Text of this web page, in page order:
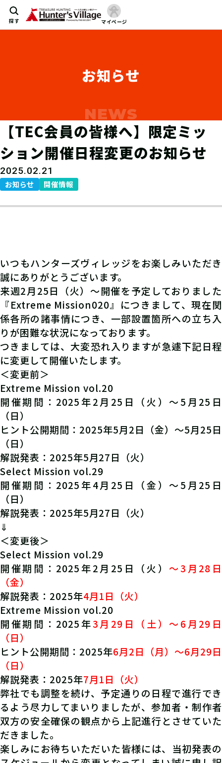
探す マイページ
お知らせ
【TEC会員の皆様へ】限定ミッ
ション開催日程変更のお知らせ
2025.02.21
お知らせ 開催情報
いつもハンターズヴィレッジをお楽しみいただき
誠にありがとうございます。
来週2月25日（火）～開催を予定しておりました
『Extreme Mission020』につきまして、現在関
係各所の諸事情につき、一部設置箇所への立ち入
りが困難な状況になっております。
つきましては、大変恐れ入りますが急遽下記日程
に変更して開催いたします。
＜変更前＞
Extreme Mission vol.20
開催期間：2025年2月25日（火）～5月25日
（日）
ヒント公開期間：2025年5月2日（金）～5月25日
（日）
解説発表：2025年5月27日（火）
Select Mission vol.29
開催期間：2025年4月25日（金）～5月25日
（日）
解説発表：2025年5月27日（火）
⇓
＜変更後＞
Select Mission vol.29
開催期間：2025年2月25日（火） ～3月28日
（金）
解説発表：2025年4月1日（火）
Extreme Mission vol.20
開催期間：2025年3月29日（土）～6月29日
（日）
ヒント公開期間：2025年6月2日（月）～6月29日
（日）
解説発表：2025年7月1日（火）
弊社でも調整を続け、予定通りの日程で進行でき
るよう尽力してまいりましたが、参加者・制作者
双方の安全確保の観点から上記進行とさせていた
だきました。
楽しみにお待ちいただいた皆様には、当初発表の